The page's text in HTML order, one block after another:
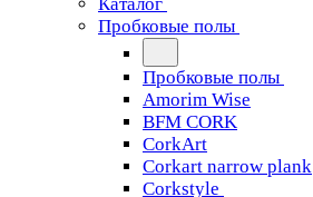
Пробковые полы
Пробковые полы
Amorim Wise
BFM CORK
CorkArt
Corkart narrow plank
Corkstyle